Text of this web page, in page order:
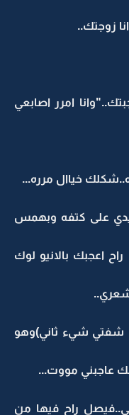
زوجتك..
امرر اصابعي
خياال مرره...
يدي على كتفه وبهمس
اعجبك بالانيو لوك
شفتي شيء ثاني)وهو
عاجبني مووت...
راح فيها من